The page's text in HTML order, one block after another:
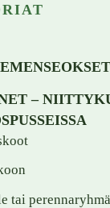
–
tai